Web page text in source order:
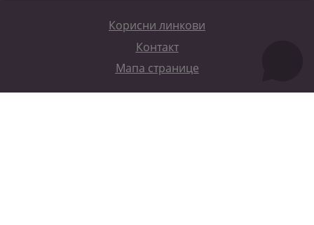
Корисни линкови
Контакт
Мапа странице